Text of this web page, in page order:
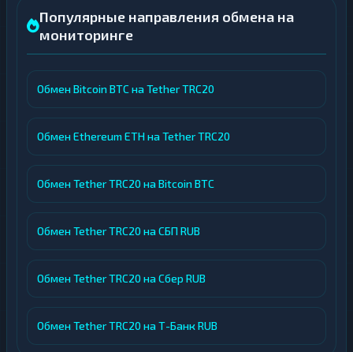
Популярные направления обмена на
мониторинге
Обмен Bitcoin BTC на Tether TRC20
Обмен Ethereum ETH на Tether TRC20
Обмен Tether TRC20 на Bitcoin BTC
Обмен Tether TRC20 на СБП RUB
Обмен Tether TRC20 на Сбер RUB
Обмен Tether TRC20 на Т-Банк RUB